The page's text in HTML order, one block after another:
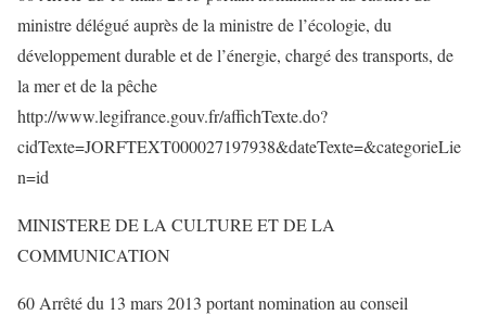
ministre délégué auprès de la ministre de l’écologie, du
développement durable et de l’énergie, chargé des transports, de
la mer et de la pêche
http://www.legifrance.gouv.fr/affichTexte.do?
cidTexte=JORFTEXT000027197938&dateTexte=&categorieLie
n=id
MINISTERE DE LA CULTURE ET DE LA
COMMUNICATION
60 Arrêté du 13 mars 2013 portant nomination au conseil